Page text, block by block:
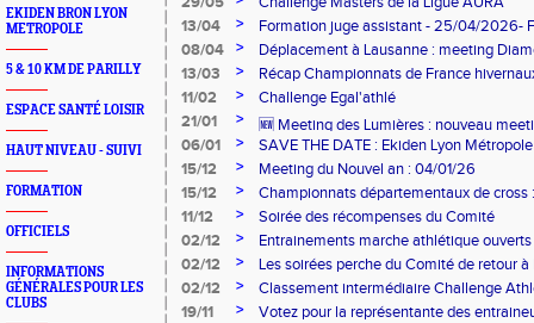
EKIDEN BRON LYON
METROPOLE
5 & 10 KM DE PARILLY
ESPACE SANTÉ LOISIR
HAUT NIVEAU - SUIVI
FORMATION
OFFICIELS
INFORMATIONS
GÉNÉRALES POUR LES
CLUBS
13/04
>
Formation juge assistant - 25/04/2026-
08/04
>
Déplacement à Lausanne : meeting
Olympique
13/03 >
Récap Championnats de France
11/02
>
Challenge Egal'athlé
21/01
>
🆕 Meeting des Lumières : nouveau
06/01
>
SAVE THE DATE : Ekiden Lyon
28/03/26
15/12 >
Meeting du Nouvel an : 04/01/26
15/12
>
Championnats départementaux de cross
11/12
>
Soirée des récompenses du Comité
02/12
>
Entrainements marche athlétique
02/12
>
Les soirées perche du Comité de retour à
02/12
>
Classement intermédiaire Challenge
19/11
>
Votez pour la représentante des